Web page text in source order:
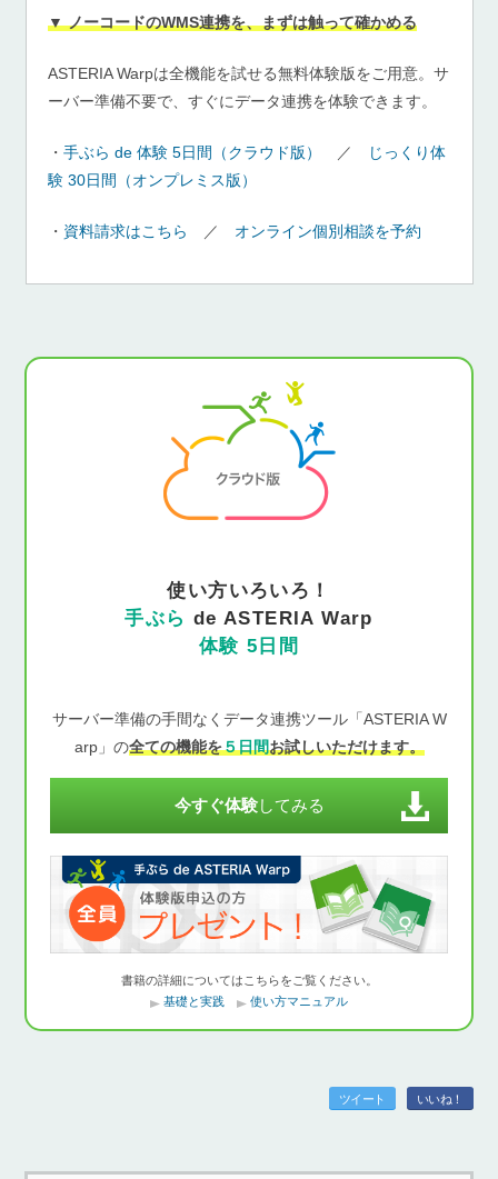
▼ ノーコードのWMS連携を、まずは触って確かめる
ASTERIA Warpは全機能を試せる無料体験版をご用意。サ
ーバー準備不要で、すぐにデータ連携を体験できます。
・ 手ぶら de 体験 5日間（クラウド版） ／
じっくり体
験 30日間（オンプレミス版）
・ 資料請求はこちら ／ オンライン個別相談を予約
使い方いろいろ！
手ぶら de ASTERIA Warp
体験 5日間
サーバー準備の手間なくデータ連携ツール「ASTERIA W
arp」の全ての機能を５日間お試しいただけます。
今すぐ体験してみる
書籍の詳細についてはこちらをご覧ください。
基礎と実践
使い方マニュアル
ツイート いいね！